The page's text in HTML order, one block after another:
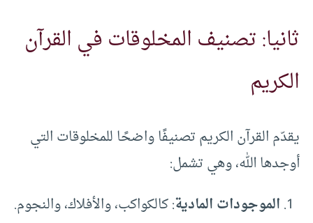
ثانيا: تصنيف المخلوقات في القرآن
الكريم
يقدّم القرآن الكريم تصنيفًا واضحًا للمخلوقات التي
أوجدها الله، وهي تشمل:
الموجودات المادية: كالكواكب، والأفلاك، والنجوم.